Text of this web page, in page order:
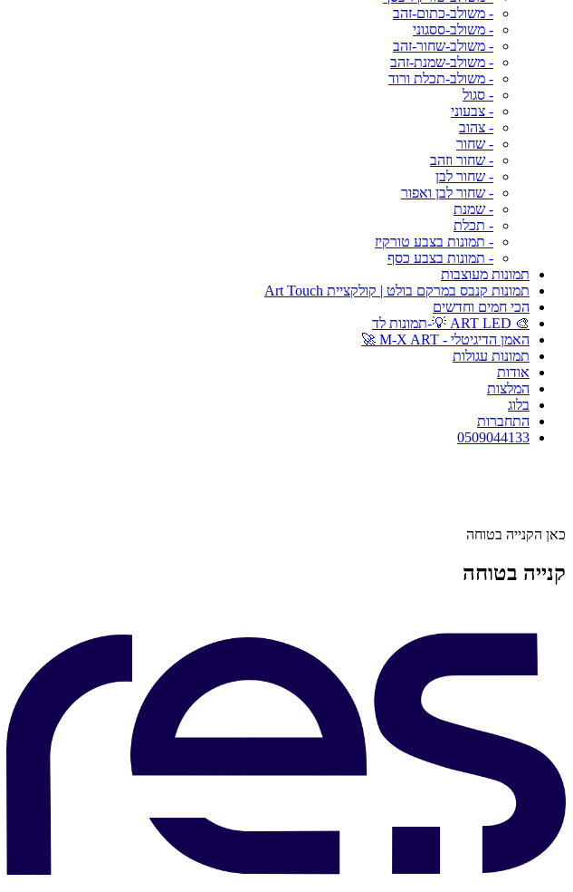
- משולב-כתום-זהב
- משולב-ססגוני
- משולב-שחור-זהב
- משולב-שמנת-זהב
- משולב-תכלת ורוד
- סגול
- צבעוני
- צהוב
- שחור
- שחור וזהב
- שחור לבן
- שחור לבן ואפור
- שמנת
- תכלת
- תמונות בצבע טורקיז
- תמונות בצבע כסף
תמונות מעוצבות
תמונות קנבס במרקם בולט | קולקציית Art Touch
הכי חמים וחדשים
🎨 ART LED 💡-תמונות לד
האמן הדיגיטלי - M-X ART 🚀
תמונות עגולות
אודות
המלצות
בלוג
התחברות
0509044133
כאן הקנייה בטוחה
קנייה בטוחה